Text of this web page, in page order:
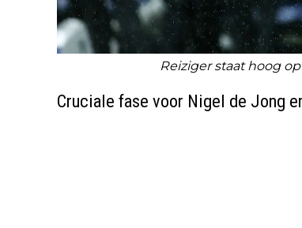
Reiziger staat hoog
Cruciale fase voor Nigel de Jong